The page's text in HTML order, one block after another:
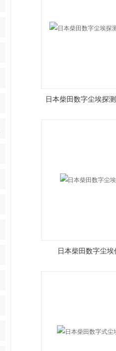
日本柴田数字尘埃探
日本柴田数字尘